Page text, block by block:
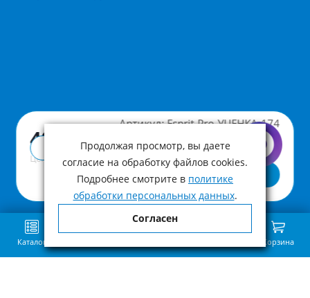
Артикул: Esprit-Pro-УЦЕНКА-174
40 000 ₽
Цена с учетом НДС
В корзину
Купить в 1 клик
Каталог Корзина
Продолжая просмотр, вы даете
согласие на обработку файлов cookies.
Подробнее смотрите в политике
обработки персональных данных.
Согласен